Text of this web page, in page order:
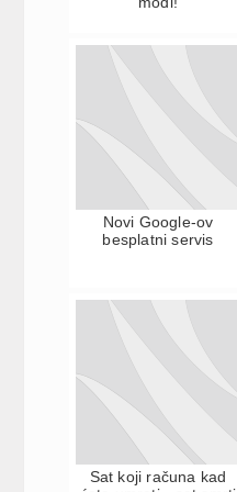
Novi Google-ov
besplatni servis
Sat koji računa kad